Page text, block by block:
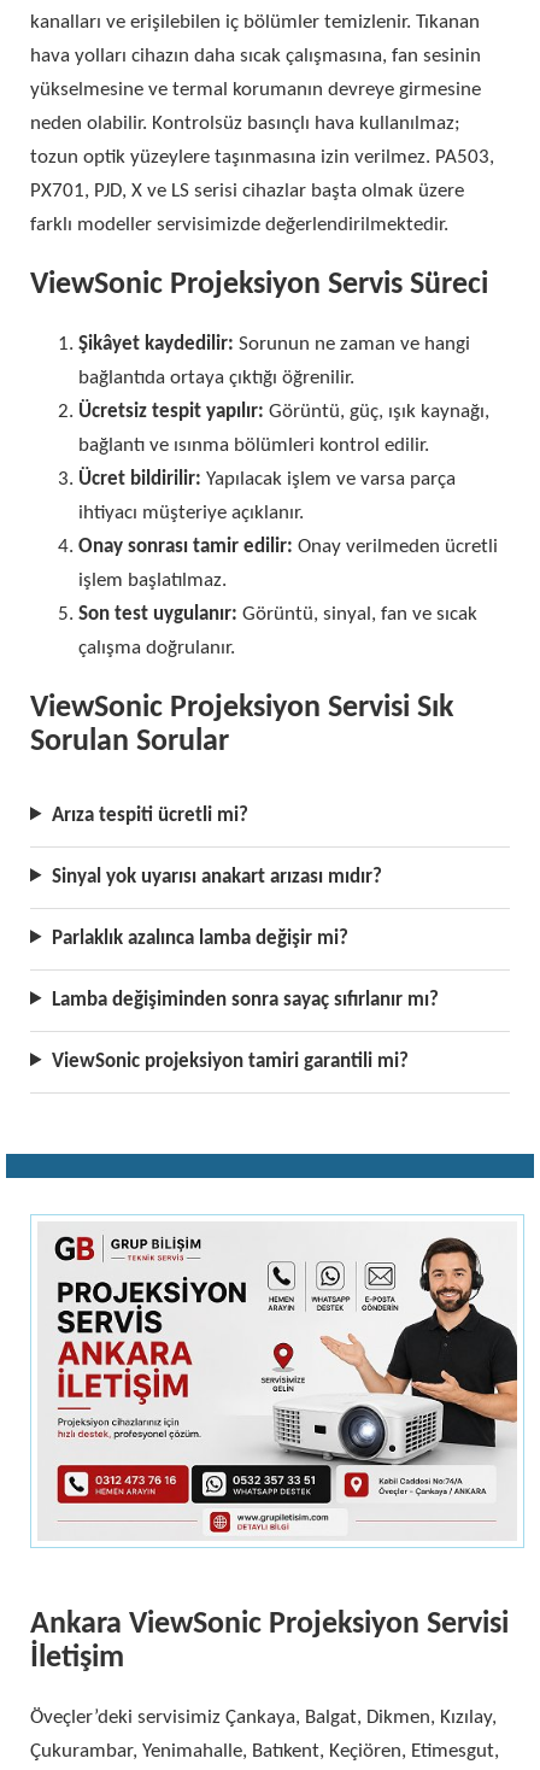
kanalları ve erişilebilen iç bölümler temizlenir. Tıkanan
hava yolları cihazın daha sıcak çalışmasına, fan sesinin
yükselmesine ve termal korumanın devreye girmesine
neden olabilir. Kontrolsüz basınçlı hava kullanılmaz;
tozun optik yüzeylere taşınmasına izin verilmez. PA503,
PX701, PJD, X ve LS serisi cihazlar başta olmak üzere
farklı modeller servisimizde değerlendirilmektedir.
ViewSonic Projeksiyon Servis Süreci
Şikâyet kaydedilir: Sorunun ne zaman ve hangi
bağlantıda ortaya çıktığı öğrenilir.
Ücretsiz tespit yapılır: Görüntü, güç, ışık kaynağı,
bağlantı ve ısınma bölümleri kontrol edilir.
Ücret bildirilir: Yapılacak işlem ve varsa parça
ihtiyacı müşteriye açıklanır.
Onay sonrası tamir edilir: Onay verilmeden ücretli
işlem başlatılmaz.
Son test uygulanır: Görüntü, sinyal, fan ve sıcak
çalışma doğrulanır.
ViewSonic Projeksiyon Servisi Sık
Sorulan Sorular
Arıza tespiti ücretli mi?
Sinyal yok uyarısı anakart arızası mıdır?
Parlaklık azalınca lamba değişir mi?
Lamba değişiminden sonra sayaç sıfırlanır mı?
ViewSonic projeksiyon tamiri garantili mi?
Ankara ViewSonic Projeksiyon Servisi
İletişim
Öveçler’deki servisimiz Çankaya, Balgat, Dikmen, Kızılay,
Çukurambar, Yenimahalle, Batıkent, Keçiören, Etimesgut,